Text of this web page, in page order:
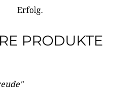
Erfolg.
PRODUKTE